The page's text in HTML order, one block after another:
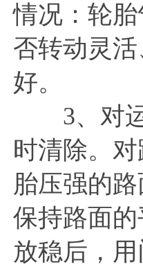
情况：轮
否转动灵
好。
3、对运
时清除。
胎压强的
保持路面
放稳后，